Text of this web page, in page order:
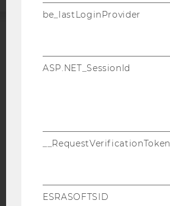
EQUIS AACSB
be_lastLoginProvider
ASP.NET_SessionId
__RequestVerificationToken
ESRASOFTSID